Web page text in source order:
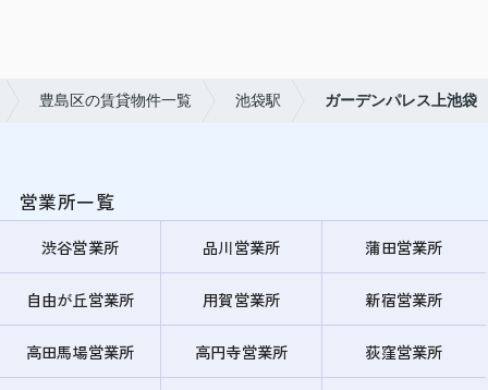
豊島区の賃貸物件一覧 池袋駅 ガーデンパレス上池袋
営業所一覧
渋谷営業所 品川営業所 蒲田営業所
自由が丘営業所 用賀営業所 新宿営業所
高田馬場営業所 高円寺営業所 荻窪営業所